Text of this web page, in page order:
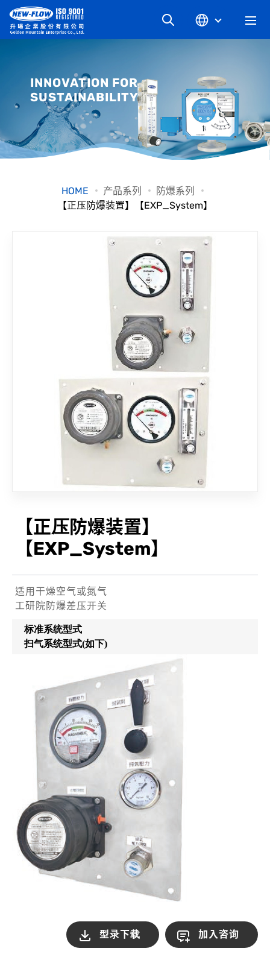
最新消息
知识文章
档案下载
联络我们
INNOVATION FOR
SUSTAINABILITY
HOME 产品系列
防爆系列
【正压防爆装置】【EXP_System】
【正压防爆装置】
【EXP_System】
适用干燥空气或氮气
工研院防爆差压开关
标准系统型式
扫气系统型式(如下)
型录下载 加入咨询